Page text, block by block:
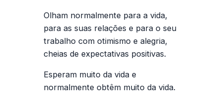
Olham normalmente para a vida,
para as suas relações e para o seu
trabalho com otimismo e alegria,
cheias de expectativas positivas.
Esperam muito da vida e
normalmente obtêm muito da vida.